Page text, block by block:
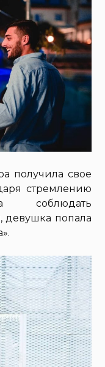
получила свое
стремлению
соблюдать
девушка попала